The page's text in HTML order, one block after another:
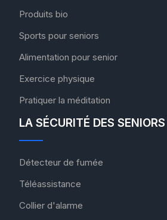
Produits bio
Sports pour seniors
Alimentation pour senior
Exercice physique
Pratiquer la méditation
LA SÉCURITÉ DES SENIORS
Détecteur de fumée
Téléassistance
Collier d'alarme